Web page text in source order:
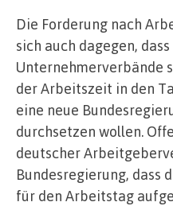
Die Forderung nach
sich auch dagegen,
Unternehmerverbände
der Arbeitszeit in den
eine neue
durchsetzen wollen.
deutscher
Bundesregierung, dass
für den Arbeitstag